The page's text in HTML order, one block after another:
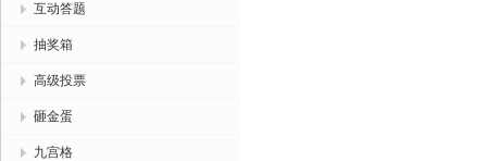
互动答题
抽奖箱
高级投票
砸金蛋
九宫格